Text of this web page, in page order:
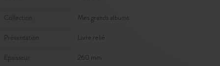
Collection Mes grands albums
Présentation Livre relié
Epaisseur 260 mm